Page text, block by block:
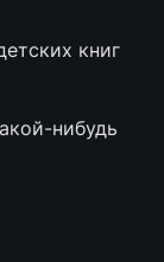
книг
нибудь